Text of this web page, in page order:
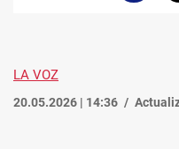
LA VOZ
20.05.2026 | 14:36